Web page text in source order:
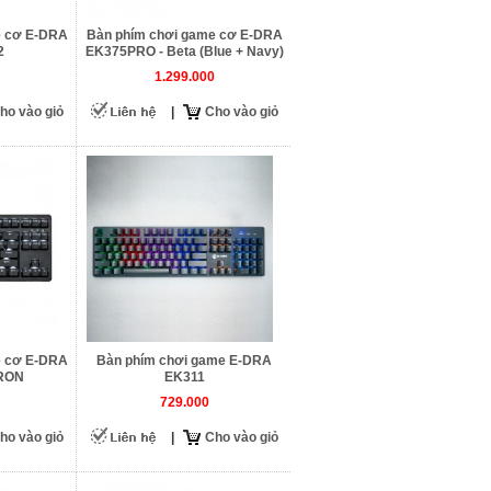
cơ E-DRA
vào giỏ
Bàn phím chơi game cơ E-DRA
EK375PRO - Beta (Blue + Navy)
1.299.000
Cho vào giỏ
cơ E-DRA
vào giỏ
Bàn phím chơi game E-DRA
EK311
729.000
Cho vào giỏ